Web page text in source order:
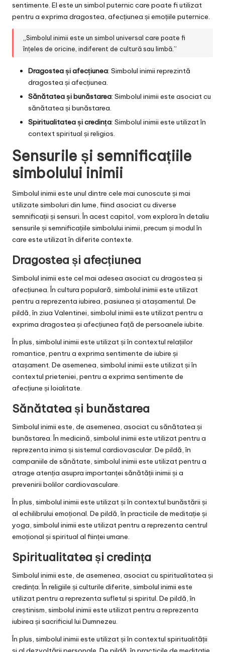
sentimente. El este un simbol puternic care poate fi utilizat
pentru a exprima dragostea, afecțiunea și emoțiile puternice.
„Simbolul inimii este un simbol universal care poate fi
înțeles de oricine, indiferent de cultură sau limbă.”
Dragostea și afecțiunea: Simbolul inimii reprezintă
dragostea și afecțiunea.
Sănătatea și bunăstarea: Simbolul inimii este asociat cu
sănătatea și bunăstarea.
Spiritualitatea și credința: Simbolul inimii este utilizat în
context spiritual și religios.
Sensurile și semnificațiile
simbolului inimii
Simbolul inimii este unul dintre cele mai cunoscute și mai
utilizate simboluri din lume, fiind asociat cu diverse
semnificații și sensuri. În acest capitol, vom explora în detaliu
sensurile și semnificațiile simbolului inimii, precum și modul în
care este utilizat în diferite contexte.
Dragostea și afecțiunea
Simbolul inimii este cel mai adesea asociat cu dragostea și
afecțiunea. În cultura populară, simbolul inimii este utilizat
pentru a reprezenta iubirea, pasiunea și atașamentul. De
pildă, în ziua Valentinei, simbolul inimii este utilizat pentru a
exprima dragostea și afecțiunea față de persoanele iubite.
În plus, simbolul inimii este utilizat și în contextul relațiilor
romantice, pentru a exprima sentimente de iubire și
atașament. De asemenea, simbolul inimii este utilizat și în
contextul prieteniei, pentru a exprima sentimente de
afecțiune și loialitate.
Sănătatea și bunăstarea
Simbolul inimii este, de asemenea, asociat cu sănătatea și
bunăstarea. În medicină, simbolul inimii este utilizat pentru a
reprezenta inima și sistemul cardiovascular. De pildă, în
campaniile de sănătate, simbolul inimii este utilizat pentru a
atrage atenția asupra importanței sănătății inimii și a
prevenirii bolilor cardiovasculare.
În plus, simbolul inimii este utilizat și în contextul bunăstării și
al echilibrului emoțional. De pildă, în practicile de meditație și
yoga, simbolul inimii este utilizat pentru a reprezenta centrul
emoțional și spiritual al ființei umane.
Spiritualitatea și credința
Simbolul inimii este, de asemenea, asociat cu spiritualitatea și
credința. În religiile și culturile diferite, simbolul inimii este
utilizat pentru a reprezenta sufletul și spiritul. De pildă, în
creștinism, simbolul inimii este utilizat pentru a reprezenta
iubirea și sacrificiul lui Dumnezeu.
În plus, simbolul inimii este utilizat și în contextul spiritualității